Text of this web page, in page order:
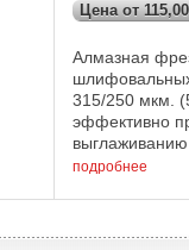
Цена от
Алмазная
315/250 мкм.
эффективно
удалению так
подробнее